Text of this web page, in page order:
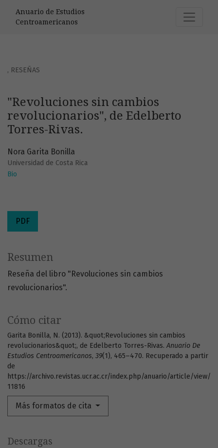
Anuario de Estudios
Centroamericanos
, RESEÑAS
"Revoluciones sin cambios
revolucionarios", de Edelberto
Torres-Rivas.
Nora Garita Bonilla
Universidad de Costa Rica
Bio
PDF
Cómo citar
Garita Bonilla, N. (2013). &quot;Revoluciones sin cambios
revolucionarios&quot;, de Edelberto Torres-Rivas. Anuario De
Estudios Centroamericanos, 39(1), 465–470. Recuperado a partir
de
https://archivo.revistas.ucr.ac.cr/index.php/anuario/article/view/
11816
Más formatos de cita
Resumen
Reseña del libro "Revoluciones sin cambios
revolucionarios".
Descargas